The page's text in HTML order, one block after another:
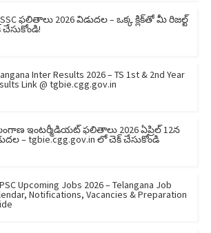
SSC ఫలితాలు 2026 విడుదల – ఒక్క క్లిక్‌తో మీ రిజల్ట్
చేసుకోండి!
Inter Results 2026 – TS 1st & 2nd Year
Link @ tgbie.cgg.gov.in
ఇంటర్మీడియట్ ఫలితాలు 2026 ఏప్రిల్ 12న
– tgbie.cgg.gov.in లో చెక్ చేసుకోండి
Upcoming Jobs 2026 – Telangana Job
Notifications, Vacancies & Preparation